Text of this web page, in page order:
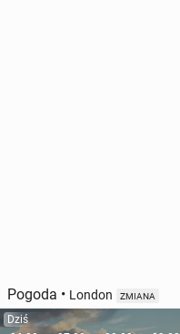
Pogoda • London ZMIANA
Dziś